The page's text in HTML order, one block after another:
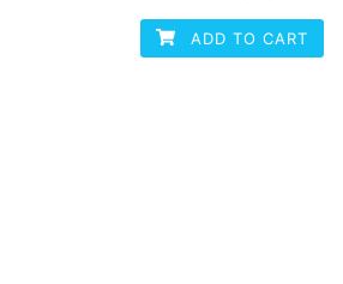
ADD TO CART